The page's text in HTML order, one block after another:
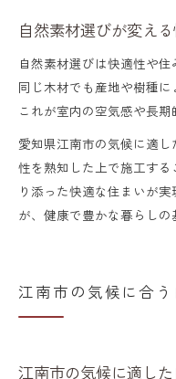
自然素材住宅が実
果
自然素材住宅
リット
自然素材の
自然素材住宅
らし
家族と地域を守る
自然素材選びが変え
自然素材選びは快適性や住
同じ木材でも産地や樹種に
これが室内の空気感や長期
愛知県江南市の気候に適
性を熟知した上で施工す
り添った快適な住まいが
が、健康で豊かな暮らしの
江南市の気候に合
江南市の気候に適し